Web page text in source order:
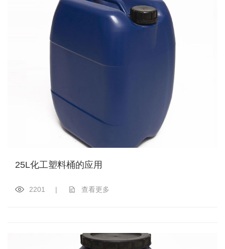
25L化工塑料桶的应用
2201 | 查看更多